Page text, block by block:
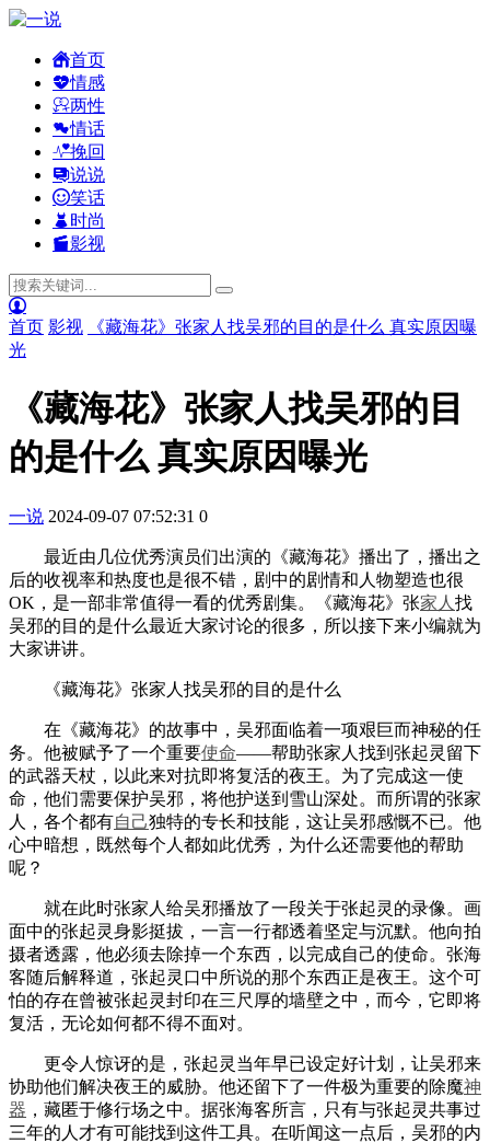
首页
情感
两性
情话
挽回
说说
笑话
时尚
影视
首页 影视
《藏海花》张家人找吴邪的目的是什么 真实原因曝
光
《藏海花》张家人找吴邪的目
的是什么 真实原因曝光
一说 2024-09-07 07:52:31 0
最近由几位优秀演员们出演的《藏海花》播出了，播出之
后的收视率和热度也是很不错，剧中的剧情和人物塑造也很
OK，是一部非常值得一看的优秀剧集。《藏海花》张家人 找
吴邪的目的是什么最近大家讨论的很多，所以接下来小编就为
大家讲讲。
《藏海花》张家人找吴邪的目的是什么
在《藏海花》的故事中，吴邪面临着一项艰巨而神秘的任
务。他被赋予了一个重要使命——帮助张家人找到张起灵留下
的武器天杖，以此来对抗即将复活的夜王。为了完成这一使
命，他们需要保护吴邪，将他护送到雪山深处。而所谓的张家
人，各个都有自己独特的专长和技能，这让吴邪感慨不已。他
心中暗想，既然每个人都如此优秀，为什么还需要他的帮助
呢？
就在此时张家人给吴邪播放了一段关于张起灵的录像。画
面中的张起灵身影挺拔，一言一行都透着坚定与沉默。他向拍
摄者透露，他必须去除掉一个东西，以完成自己的使命。张海
客随后解释道，张起灵口中所说的那个东西正是夜王。这个可
怕的存在曾被张起灵封印在三尺厚的墙壁之中，而今，它即将
复活，无论如何都不得不面对。
更令人惊讶的是，张起灵当年早已设定好计划，让吴邪来
协助他们解决夜王的威胁。他还留下了一件极为重要的除魔神
器 ，藏匿于修行场之中。据张海客所言，只有与张起灵共事过
三年的人才有可能找到这件工具。在听闻这一点后，吴邪的内